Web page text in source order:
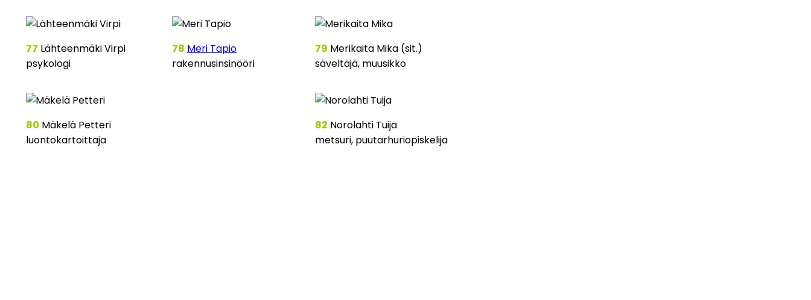
77 Lähteenmäki Virpi
psykologi
78 Meri Tapio
rakennusinsinööri
79 Merikaita Mika (sit.)
säveltäjä, muusikko
80 Mäkelä Petteri
luontokartoittaja
82 Norolahti Tuija
metsuri, puutarhuriopiskelija